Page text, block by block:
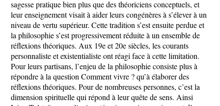
sagesse pratique bien plus que des théoriciens conceptuels, et
leur enseignement visait à aider leurs congénères à s’élever à un
niveau de vertu supérieur. Cette tradition s’est ensuite perdue et
la philosophie s’est progressivement réduite à un ensemble de
réflexions théoriques. Aux 19e et 20e siècles, les courants
personnaliste et existentialiste ont réagi face à cette limitation.
Pour leurs partisans, l’enjeu de la philosophie consiste plus à
répondre à la question Comment vivre ? qu’à élaborer des
réflexions théoriques. Pour de nombreuses personnes, c’est la
dimension spirituelle qui répond à leur quête de sens. Ainsi